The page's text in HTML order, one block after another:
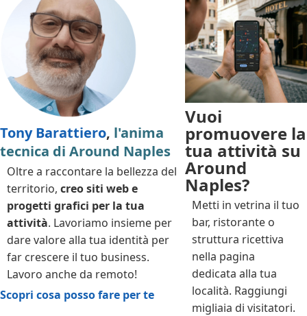
Tony Barattiero, l'anima
tecnica di Around Naples
Oltre a raccontare la bellezza del
territorio, creo siti web e
progetti grafici per la tua
attività. Lavoriamo insieme per
dare valore alla tua identità per
far crescere il tuo business.
Lavoro anche da remoto!
Scopri cosa posso fare per te
Vuoi
promuovere la
tua attività su
Around
Naples?
Metti in vetrina il tuo
bar, ristorante o
struttura ricettiva
nella pagina
dedicata alla tua
località. Raggiungi
migliaia di visitatori.